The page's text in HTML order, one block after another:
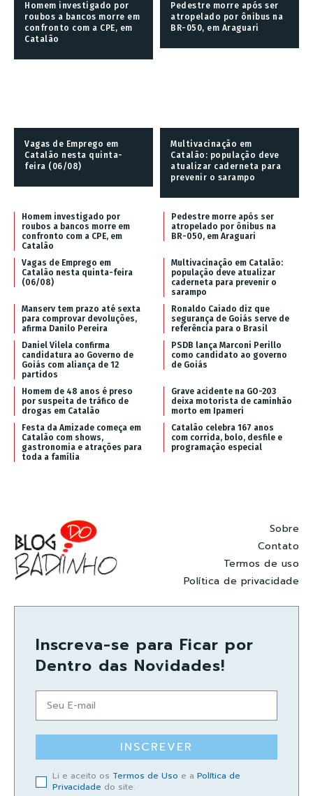
Homem investigado por
roubos a bancos morre em
confronto com a CPE, em
Catalão
Pedestre morre após ser
atropelado por ônibus na
BR-050, em Araguari
Vagas de Emprego em
Catalão nesta quinta-
feira (06/08)
Multivacinação em
Catalão: população deve
atualizar caderneta para
prevenir o sarampo
Homem investigado por
roubos a bancos morre em
confronto com a CPE, em
Catalão
Pedestre morre após ser
atropelado por ônibus na
BR-050, em Araguari
Vagas de Emprego em
Catalão nesta quinta-feira
(06/08)
Multivacinação em Catalão:
população deve atualizar
caderneta para prevenir o
sarampo
Manserv tem prazo até sexta
para comprovar devoluções,
afirma Danilo Pereira
Ronaldo Caiado diz que
segurança de Goiás serve de
referência para o Brasil
Daniel Vilela confirma
candidatura ao Governo de
Goiás com aliança de 12
partidos
PSDB lança Marconi Perillo
como candidato ao governo
de Goiás
Homem de 48 anos é preso
por suspeita de tráfico de
drogas em Catalão
Grave acidente na GO-203
deixa motorista de caminhão
morto em Ipameri
Festa da Amizade começa em
Catalão com shows,
gastronomia e atrações para
toda a família
Catalão celebra 167 anos
com corrida, bolo, desfile e
programação especial
Sobre
Contato
Termos de uso
Política de privacidade
Inscreva-se para Ficar por
Dentro das Novidades!
INSCREVER
Li e aceito os Termos de Uso e a Política de
Privacidade do site.